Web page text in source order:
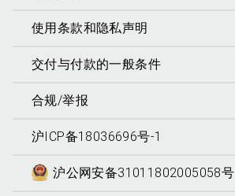
使用条款和隐私声明
交付与付款的一般条件
合规/举报
沪ICP备18036696号-1
沪公网安备31011802005058号